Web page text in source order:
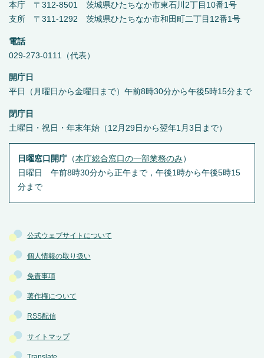
公式ウェブサイトについて
個人情報の取り扱い
免責事項
著作権について
RSS配信
サイトマップ
本庁 〒312-8501 茨城県ひたちなか市東石川2丁目10番1号
支所 〒311-1292 茨城県ひたちなか市和田町二丁目12番1号
電話
029-273-0111（代表）
開庁日
平日（月曜日から金曜日まで）午前8時30分から午後5時15分まで
閉庁日
土曜日・祝日・年末年始（12月29日から翌年1月3日まで）
日曜窓口開庁（本庁総合窓口の一部業務のみ ）
日曜日 午前8時30分から正午まで，午後1時から午後5時15
分まで